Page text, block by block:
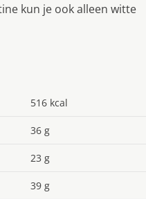
kun je ook alleen witte
516 kcal
36 g
23 g
39 g